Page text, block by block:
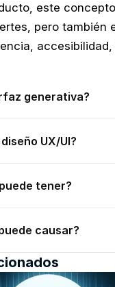
este
pero también
generativa?
UX/UI?
tener?
causar?